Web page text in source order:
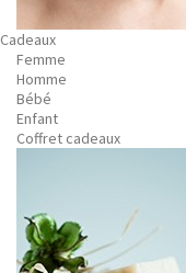
Cadeaux
Femme
Homme
Bébé
Enfant
Coffret cadeaux